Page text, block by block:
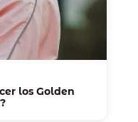
los Golden